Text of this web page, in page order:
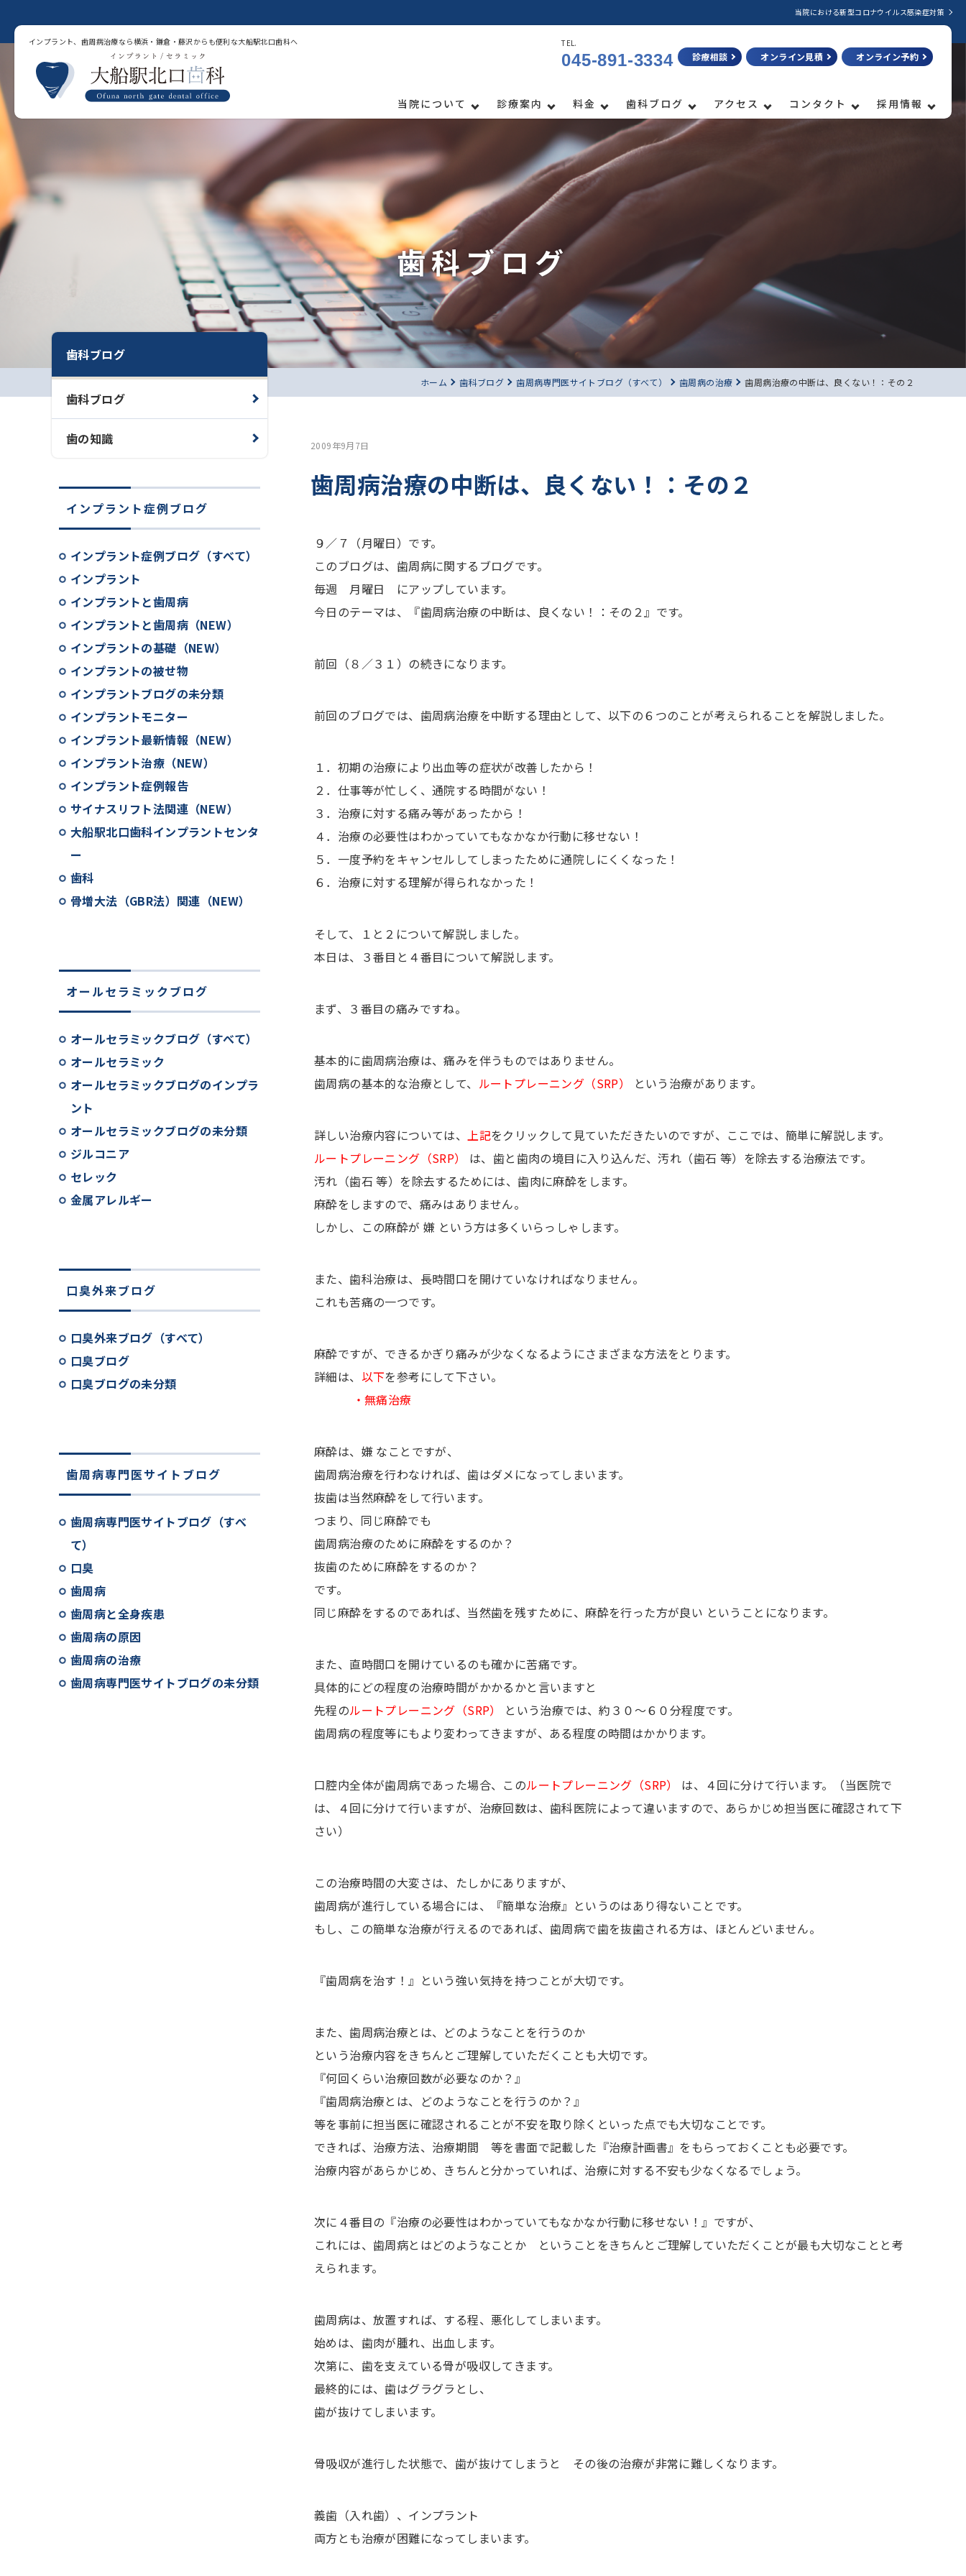
当院における新型コロナウイルス感染症対策
インプラント、歯周病治療なら横浜・鎌倉・藤沢からも便利な大船駅北口歯科へ TEL.
045-891-3334 診療相談 オンライン見積 オンライン予約
当院について 診療案内 料金 歯科ブログ アクセス コンタクト 採用情報
歯科ブログ
ホーム 歯科ブログ 歯周病専門医サイトブログ（すべて） 歯周病の治療 歯周病治療の中断は、良くない！：その２
歯科ブログ
歯科ブログ
歯の知識
インプラント症例ブログ
インプラント症例ブログ（すべて）
インプラント
インプラントと歯周病
インプラントと歯周病（NEW）
インプラントの基礎（NEW）
インプラントの被せ物
インプラントブログの未分類
インプラントモニター
インプラント最新情報（NEW）
インプラント治療（NEW）
インプラント症例報告
サイナスリフト法関連（NEW）
大船駅北口歯科インプラントセンタ
ー
歯科
骨増大法（GBR法）関連（NEW）
オールセラミックブログ
オールセラミックブログ（すべて）
オールセラミック
オールセラミックブログのインプラ
ント
オールセラミックブログの未分類
ジルコニア
セレック
金属アレルギー
口臭外来ブログ
口臭外来ブログ（すべて）
口臭ブログ
口臭ブログの未分類
歯周病専門医サイトブログ
歯周病専門医サイトブログ（すべ
て）
口臭
歯周病
歯周病と全身疾患
歯周病の原因
歯周病の治療
歯周病専門医サイトブログの未分類
2009年9月7日
歯周病治療の中断は、良くない！：その２
９／７（月曜日）です。
このブログは、歯周病に関するブログです。
毎週 月曜日 にアップしています。
今日のテーマは、『歯周病治療の中断は、良くない！：その２』です。
前回（８／３１）の続きになります。
前回のブログでは、歯周病治療を中断する理由として、以下の６つのことが考えられることを解説しました。
１．初期の治療により出血等の症状が改善したから！
２．仕事等が忙しく、通院する時間がない！
３．治療に対する痛み等があったから！
４．治療の必要性はわかっていてもなかなか行動に移せない！
５．一度予約をキャンセルしてしまったために通院しにくくなった！
６．治療に対する理解が得られなかった！
そして、１と２について解説しました。
本日は、３番目と４番目について解説します。
まず、３番目の痛みですね。
基本的に歯周病治療は、痛みを伴うものではありません。
歯周病の基本的な治療として、 ルートプレーニング（SRP） という治療があります。
詳しい治療内容については、 上記をクリックして見ていただきたいのですが、ここでは、簡単に解説します。
ルートプレーニング（SRP）
は、歯と歯肉の境目に入り込んだ、汚れ（歯石 等）を除去する治療法です。
汚れ（歯石 等）を除去するためには、歯肉に麻酔をします。
麻酔をしますので、痛みはありません。
しかし、この麻酔が 嫌 という方は多くいらっしゃします。
また、歯科治療は、長時間口を開けていなければなりません。
これも苦痛の一つです。
麻酔ですが、できるかぎり痛みが少なくなるようにさまざまな方法をとります。
詳細は、 以下を参考にして下さい。
・無痛治療
麻酔は、嫌 なことですが、
歯周病治療を行わなければ、歯はダメになってしまいます。
抜歯は当然麻酔をして行います。
つまり、同じ麻酔でも
歯周病治療のために麻酔をするのか？
抜歯のために麻酔をするのか？
です。
同じ麻酔をするのであれば、当然歯を残すために、麻酔を行った方が良い ということになります。
また、直時間口を開けているのも確かに苦痛です。
具体的にどの程度の治療時間がかかるかと言いますと
先程のルートプレーニング（SRP）
という治療では、約３０〜６０分程度です。
歯周病の程度等にもより変わってきますが、ある程度の時間はかかります。
口腔内全体が歯周病であった場合、このルートプレーニング（SRP）
は、４回に分けて行います。（当医院で
は、４回に分けて行いますが、治療回数は、歯科医院によって違いますので、あらかじめ担当医に確認されて下
さい）
この治療時間の大変さは、たしかにありますが、
歯周病が進行している場合には、『簡単な治療』というのはあり得ないことです。
もし、この簡単な治療が行えるのであれば、歯周病で歯を抜歯される方は、ほとんどいません。
『歯周病を治す！』という強い気持を持つことが大切です。
また、歯周病治療とは、どのようなことを行うのか
という治療内容をきちんとご理解していただくことも大切です。
『何回くらい治療回数が必要なのか？』
『歯周病治療とは、どのようなことを行うのか？』
等を事前に担当医に確認されることが不安を取り除くといった点でも大切なことです。
できれば、治療方法、治療期間 等を書面で記載した『治療計画書』をもらっておくことも必要です。
治療内容があらかじめ、きちんと分かっていれば、治療に対する不安も少なくなるでしょう。
次に４番目の『治療の必要性はわかっていてもなかなか行動に移せない！』ですが、
これには、歯周病とはどのようなことか ということをきちんとご理解していただくことが最も大切なことと考
えられます。
歯周病は、放置すれば、する程、悪化してしまいます。
始めは、歯肉が腫れ、出血します。
次第に、歯を支えている骨が吸収してきます。
最終的には、歯はグラグラとし、
歯が抜けてしまいます。
骨吸収が進行した状態で、歯が抜けてしまうと その後の治療が非常に難しくなります。
義歯（入れ歯）、インプラント
両方とも治療が困難になってしまいます。